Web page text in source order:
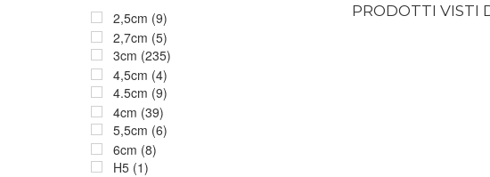
2,5cm (9)
2,7cm (5)
3cm (235)
4,5cm (4)
4.5cm (9)
4cm (39)
5,5cm (6)
6cm (8)
H5 (1)
PRODOTTI VISTI